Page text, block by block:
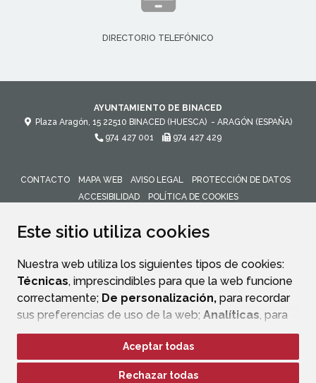
Este sitio utiliza cookies
Nuestra web utiliza los siguientes tipos de cookies:
Técnicas, imprescindibles para que la web funcione
correctamente; De personalización, para recordar
sus preferencias de uso de la web; Analíticas, para
mejorar el funcionamiento de la web y sus servicios.
Si acepta pulsando el botón“Aceptar todas”
consideramos que acepta su uso. Si pulsa el botón
Aceptar todas
Rechazar todas
DIRECTORIO TELEFÓNICO
AYUNTAMIENTO DE BINACED
Plaza Aragón, 15 22510 BINACED (HUESCA) - ARAGÓN (ESPAÑA)
974 427 001
974 427 429
CONTACTO MAPA WEB AVISO LEGAL
PROTECCIÓN DE DATOS
ACCESIBILIDAD
POLÍTICA DE COOKIES